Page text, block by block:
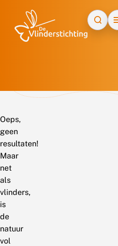
Oeps,
geen
resultaten!
Maar
net
als
vlinders,
is
de
natuur
vol